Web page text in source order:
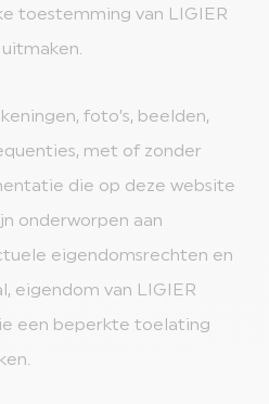
toestemming van LIGIER
foto’s, beelden,
met of zonder
die op deze website
onderworpen aan
eigendomsrechten en
eigendom van LIGIER
een beperkte toelating